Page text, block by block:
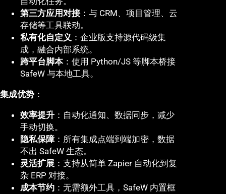
第三方应用对接：与 CRM、项目管理、云
存储等工具联动。
私有化自定义 ：企业版支持源代码级集
成，融合内部系统。
跨平台脚本：使用 Python/JS 等脚本桥接
SafeW 与本地工具。
集成优势 ：
效率提升 ：自动化通知、数据同步，减少
手动切换。
隐私保障：所有集成点端到端加密，数据
不出 SafeW 生态。
灵活扩展 ：支持从简单 Zapier 自动化到复
杂 ERP 对接。
成本节约 ：无需额外工具，SafeW 内置框